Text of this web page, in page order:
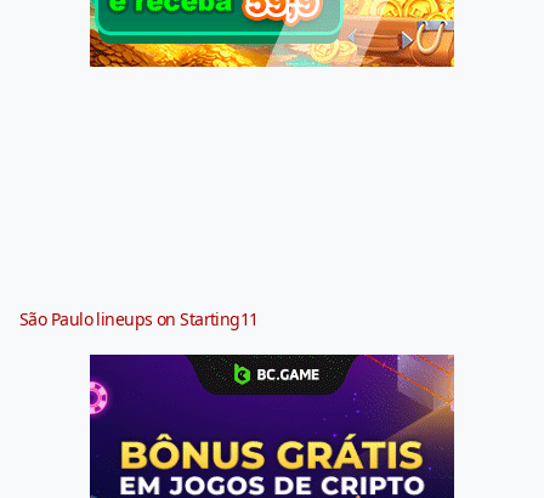
São Paulo lineups on Starting11